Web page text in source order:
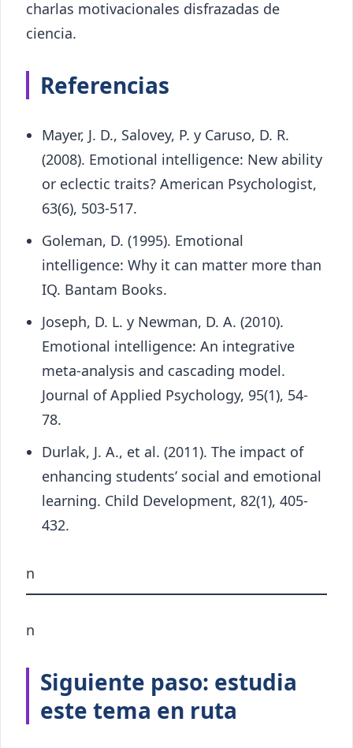
charlas motivacionales disfrazadas de
ciencia.
Referencias
Mayer, J. D., Salovey, P. y Caruso, D. R.
(2008). Emotional intelligence: New ability
or eclectic traits? American Psychologist,
63(6), 503-517.
Goleman, D. (1995). Emotional
intelligence: Why it can matter more than
IQ. Bantam Books.
Joseph, D. L. y Newman, D. A. (2010).
Emotional intelligence: An integrative
meta-analysis and cascading model.
Journal of Applied Psychology, 95(1), 54-
78.
Durlak, J. A., et al. (2011). The impact of
enhancing students’ social and emotional
learning. Child Development, 82(1), 405-
432.
n
n
Siguiente paso: estudia
este tema en ruta